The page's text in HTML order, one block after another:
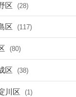
区 (28)
区 (117)
(80)
区 (38)
川区 (1)